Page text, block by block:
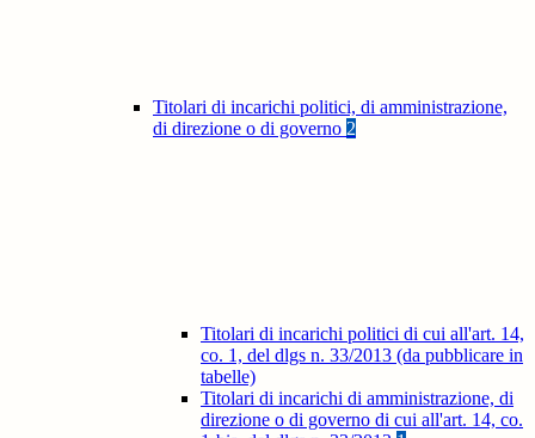
Titolari di incarichi politici, di amministrazione,
di direzione o di governo 2
Titolari di incarichi politici di cui all'art. 14,
co. 1, del dlgs n. 33/2013 (da pubblicare in
tabelle)
Titolari di incarichi di amministrazione, di
direzione o di governo di cui all'art. 14, co.